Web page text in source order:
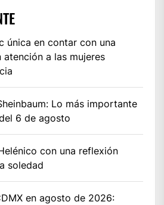
única en contar con una
a las mujeres
Lo más importante
6 de agosto
con una reflexión
soledad
en agosto de 2026: